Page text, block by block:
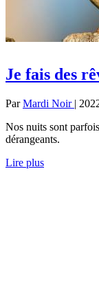
Je fais des
ParMardi Noir |
Nos nuits sont
dérangeants.
Lire plus